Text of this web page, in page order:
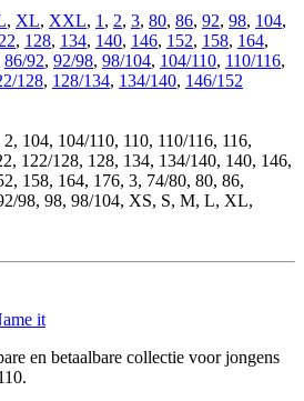
, XL, XXL, 1 , 2, 3, 80, 86, 92, 98, 104,
, 128, 134, 140, 146, 152, 158, 164,
86/92, 92/98, 98/104, 104/110, 110/116,
128, 128/134, 134/140, 146/152
104, 104/110, 110, 110/116, 116,
122/128, 128, 134, 134/140, 140, 146,
158, 164, 176, 3, 74/80, 80, 86,
98, 98, 98/104, XS, S, M, L, XL,
it
en betaalbare collectie voor jongens